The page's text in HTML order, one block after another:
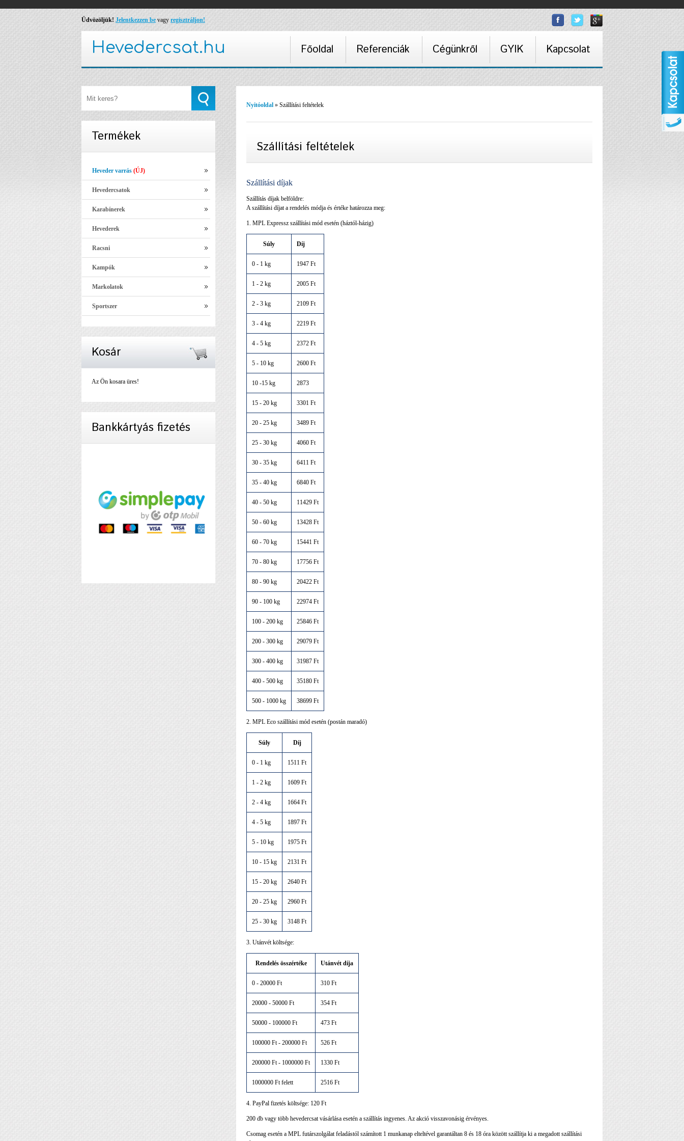
Üdvözöljük! Jelentkezzen be vagy regisztráljon!
Hevedercsat.hu Főoldal Referenciák Cégünkről GYIK Kapcsolat
Termékek
Heveder varrás (ÚJ)
Hevedercsatok
Karabínerek
Hevederek
Racsni
Kampók
Markolatok
Sportszer
Kosár
Az Ön kosara üres!
Bankkártyás fizetés
Nyitóoldal » Szállítási feltételek
Szállítási feltételek
Szállítási díjak
Szállítás díjak belföldre:
A szállítási díjat a rendelés módja és értéke határozza meg:
1. MPL Expressz szállítási mód esetén (háztól-házig)
Súly Díj
0 - 1 kg 1947 Ft
1 - 2 kg 2005 Ft
2 - 3 kg 2109 Ft
3 - 4 kg 2219 Ft
4 - 5 kg 2372 Ft
5 - 10 kg 2600 Ft
10 -15 kg 2873
15 - 20 kg 3301 Ft
20 - 25 kg 3489 Ft
25 - 30 kg 4060 Ft
30 - 35 kg 6411 Ft
35 - 40 kg 6840 Ft
40 - 50 kg 11429 Ft
50 - 60 kg 13428 Ft
60 - 70 kg 15441 Ft
70 - 80 kg 17756 Ft
80 - 90 kg 20422 Ft
90 - 100 kg 22974 Ft
100 - 200 kg 25846 Ft
200 - 300 kg 29079 Ft
300 - 400 kg 31987 Ft
400 - 500 kg 35180 Ft
500 - 1000 kg 38699 Ft
2. MPL Eco szállítási mód esetén (postán maradó)
Súly Díj
0 - 1 kg 1511 Ft
1 - 2 kg 1609 Ft
2 - 4 kg 1664 Ft
4 - 5 kg 1897 Ft
5 - 10 kg 1975 Ft
10 - 15 kg 2131 Ft
15 - 20 kg 2640 Ft
20 - 25 kg 2960 Ft
25 - 30 kg 3148 Ft
3. Utánvét költsége:
Rendelés összértéke Utánvét díja
0 - 20000 Ft 310 Ft
20000 - 50000 Ft 354 Ft
50000 - 100000 Ft 473 Ft
100000 Ft - 200000 Ft 526 Ft
200000 Ft - 1000000 Ft 1330 Ft
1000000 Ft felett 2516 Ft
4. PayPal fizetés költsége: 120 Ft
200 db vagy több hevedercsat vásárlása esetén a szállítás ingyenes. Az akció visszavonásig érvényes.
Csomag esetén a MPL futárszolgálat feladástól számított 1 munkanap elteltével garantáltan 8 és 18 óra között szállítja ki a megadott szállítási